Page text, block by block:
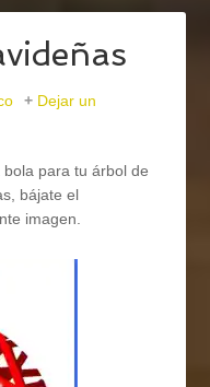
Dejar un
para tu árbol de
bájate el
imagen.